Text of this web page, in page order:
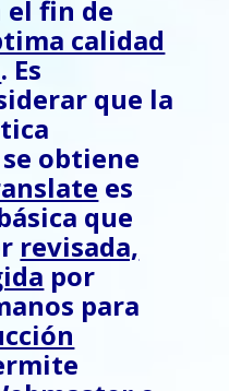
el fin de
calidad
. Es
que la
obtiene
es
que
revisada,
por
para